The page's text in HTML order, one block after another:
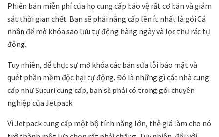
Phiên bản miễn phí của họ cung cấp bảo vệ rất cơ bản và giám
sát thời gian chết. Bạn sẽ phải nâng cấp lên ít nhất là gói Cá
nhân để mở khóa sao lưu tự động hàng ngày và lọc thư rác tự
động.
Tuy nhiên, để thực sự mở khóa các bản sửa lỗi bảo mật và
quét phần mềm độc hại tự động. Đó là những gì các nhà cung
cấp như Sucuri cung cấp, bạn sẽ phải có trong gói chuyên
nghiệp của Jetpack.
Vì Jetpack cung cấp một bộ tính năng lớn, thẻ giá làm cho nó